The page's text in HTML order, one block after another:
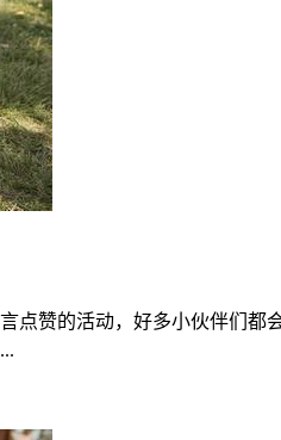
赞的活动，好多小伙伴们